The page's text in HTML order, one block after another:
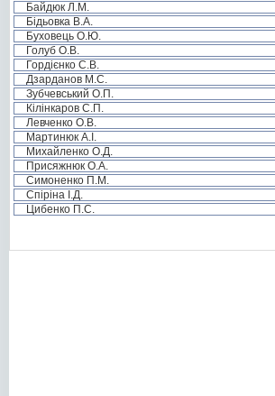
Байдюк Л.М.
Бідьовка В.А.
Буховець О.Ю.
Голуб О.В.
Гордієнко С.В.
Дзарданов М.С.
Зубчевський О.П.
Кілінкаров С.П.
Левченко О.В.
Мартинюк А.І.
Михайленко О.Д.
Присяжнюк О.А.
Симоненко П.М.
Спіріна І.Д.
Цибенко П.С.